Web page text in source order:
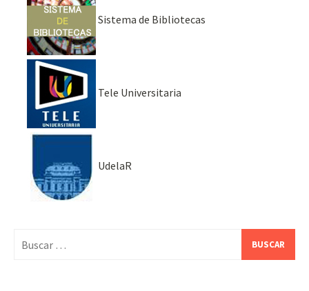
Sistema de Bibliotecas
Tele Universitaria
UdelaR